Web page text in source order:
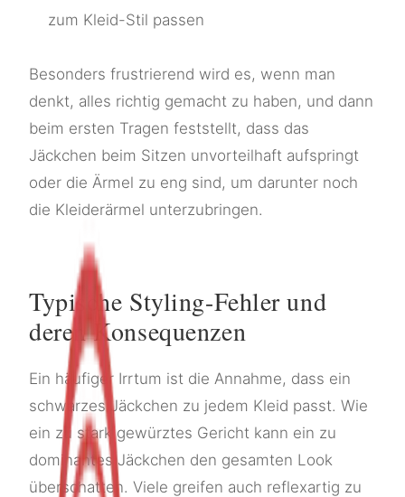
zum Kleid-Stil passen
Besonders frustrierend wird es, wenn man
denkt, alles richtig gemacht zu haben, und dann
beim ersten Tragen feststellt, dass das
Jäckchen beim Sitzen unvorteilhaft aufspringt
oder die Ärmel zu eng sind, um darunter noch
die Kleiderärmel unterzubringen.
Typische Styling-Fehler und
deren Konsequenzen
Ein häufiger Irrtum ist die Annahme, dass ein
schwarzes Jäckchen zu jedem Kleid passt. Wie
ein zu stark gewürztes Gericht kann ein zu
dominantes Jäckchen den gesamten Look
überschatten. Viele greifen auch reflexartig zu